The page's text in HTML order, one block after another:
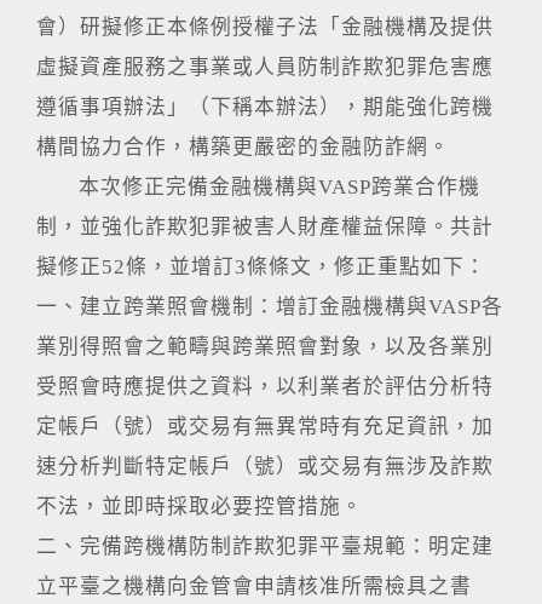
會）研擬修正本條例授權子法「金融機構及提供
虛擬資產服務之事業或人員防制詐欺犯罪危害應
遵循事項辦法」（下稱本辦法），期能強化跨機
構間協力合作，構築更嚴密的金融防詐網。
本次修正完備金融機構與VASP跨業合作機
制，並強化詐欺犯罪被害人財產權益保障。共計
擬修正52條，並增訂3條條文，修正重點如下：
一、建立跨業照會機制：增訂金融機構與VASP各
業別得照會之範疇與跨業照會對象，以及各業別
受照會時應提供之資料，以利業者於評估分析特
定帳戶（號）或交易有無異常時有充足資訊，加
速分析判斷特定帳戶（號）或交易有無涉及詐欺
不法，並即時採取必要控管措施。
二、完備跨機構防制詐欺犯罪平臺規範：明定建
立平臺之機構向金管會申請核准所需檢具之書